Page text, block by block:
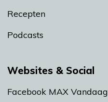
Recepten
Podcasts
Websites & Social
Facebook MAX Vandaag